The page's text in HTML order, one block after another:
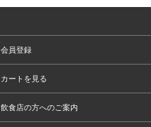
会員登録
カートを見る
飲食店の方へのご案内